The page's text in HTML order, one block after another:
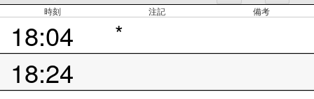
時刻 注記 備考
18:04 *
18:24